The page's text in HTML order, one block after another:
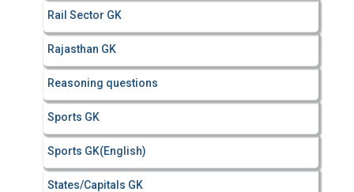
Rail Sector GK
Rajasthan GK
Reasoning questions
Sports GK
Sports GK(English)
States/Capitals GK